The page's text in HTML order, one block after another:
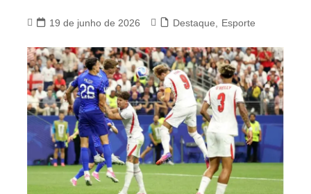
19 de junho de 2026 Destaque Esporte